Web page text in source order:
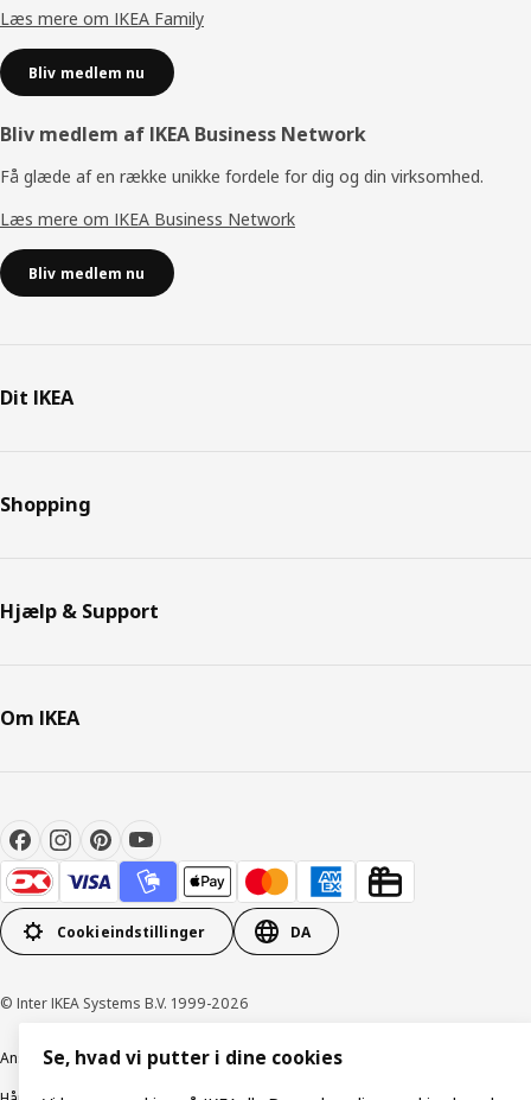
Læs mere om IKEA Family
Bliv medlem nu
Bliv medlem af IKEA Business Network
Få glæde af en række unikke fordele for dig og din virksomhed.
Læs mere om IKEA Business Network
Bliv medlem nu
Dit IKEA
Shopping
Hjælp & Support
Om IKEA
Cookieindstillinger DA
© Inter IKEA Systems B.V. 1999-2026
Ansvarlig rapporteringCookiepolitikDigital tilgængelighed
Se, hvad vi putter i dine cookies